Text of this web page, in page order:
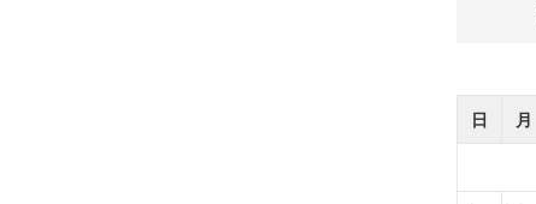
日
月